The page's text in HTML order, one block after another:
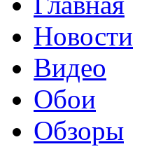
Новости
Видео
Обои
Обзоры